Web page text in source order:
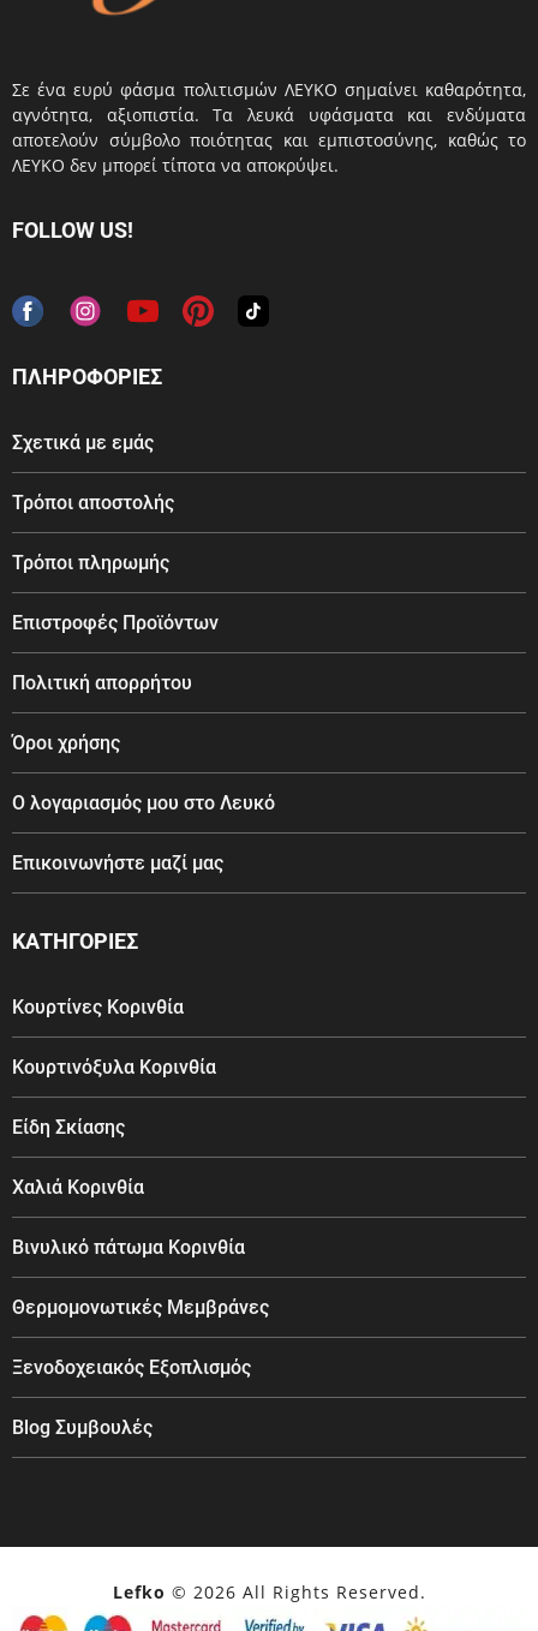
Σε ένα ευρύ φάσμα πολιτισμών ΛΕΥΚΟ σημαίνει καθαρότητα,
αγνότητα, αξιοπιστία. Τα λευκά υφάσματα και ενδύματα
αποτελούν σύμβολο ποιότητας και εμπιστοσύνης, καθώς το
ΛΕΥΚΟ δεν μπορεί τίποτα να αποκρύψει.
FOLLOW US!
ΠΛΗΡΟΦΟΡΙΕΣ
Σχετικά με εμάς
Τρόποι αποστολής
Τρόποι πληρωμής
Επιστροφές Προϊόντων
Πολιτική απορρήτου
Όροι χρήσης
Ο λογαριασμός μου στο Λευκό
Επικοινωνήστε μαζί μας
ΚΑΤΗΓΟΡΙΕΣ
Κουρτίνες Κορινθία
Κουρτινόξυλα Κορινθία
Είδη Σκίασης
Χαλιά Κορινθία
Βινυλικό πάτωμα Κορινθία
Θερμομονωτικές Μεμβράνες
Ξενοδοχειακός Εξοπλισμός
Blog Συμβουλές
Lefko © 2026 All Rights Reserved.